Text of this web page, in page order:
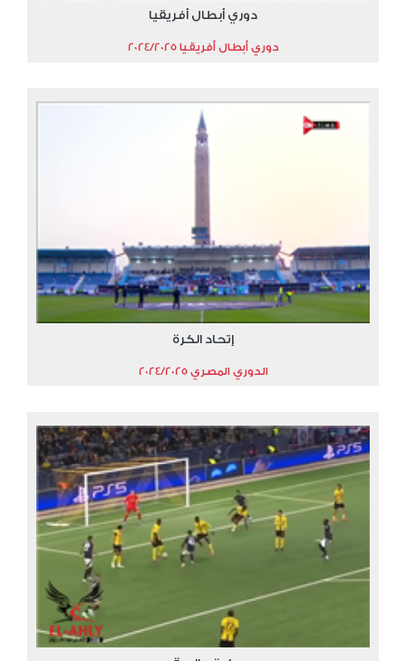
دوري أبطال أفريقيا
دوري أبطال أفريقيا 2024/2025
إتحاد الكرة
الدوري المصري 2024/2025